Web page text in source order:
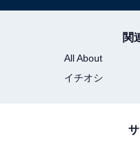
関
All About
イチオシ